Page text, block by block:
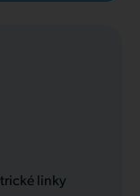
linky